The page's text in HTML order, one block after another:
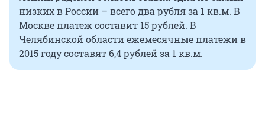
низких в России – всего два рубля за 1 кв.м. В
Москве платеж составит 15 рублей. В
Челябинской области ежемесячные платежи в
2015 году составят 6,4 рублей за 1 кв.м.